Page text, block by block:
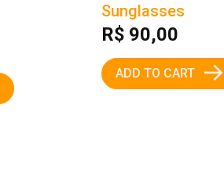
Sunglasses
R$90,00
ADD TO CART →